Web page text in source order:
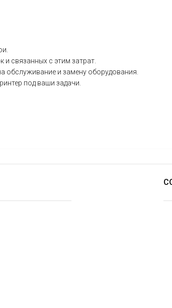
и связанных с этим затрат.
обслуживание и замену оборудования.
под ваши задачи.